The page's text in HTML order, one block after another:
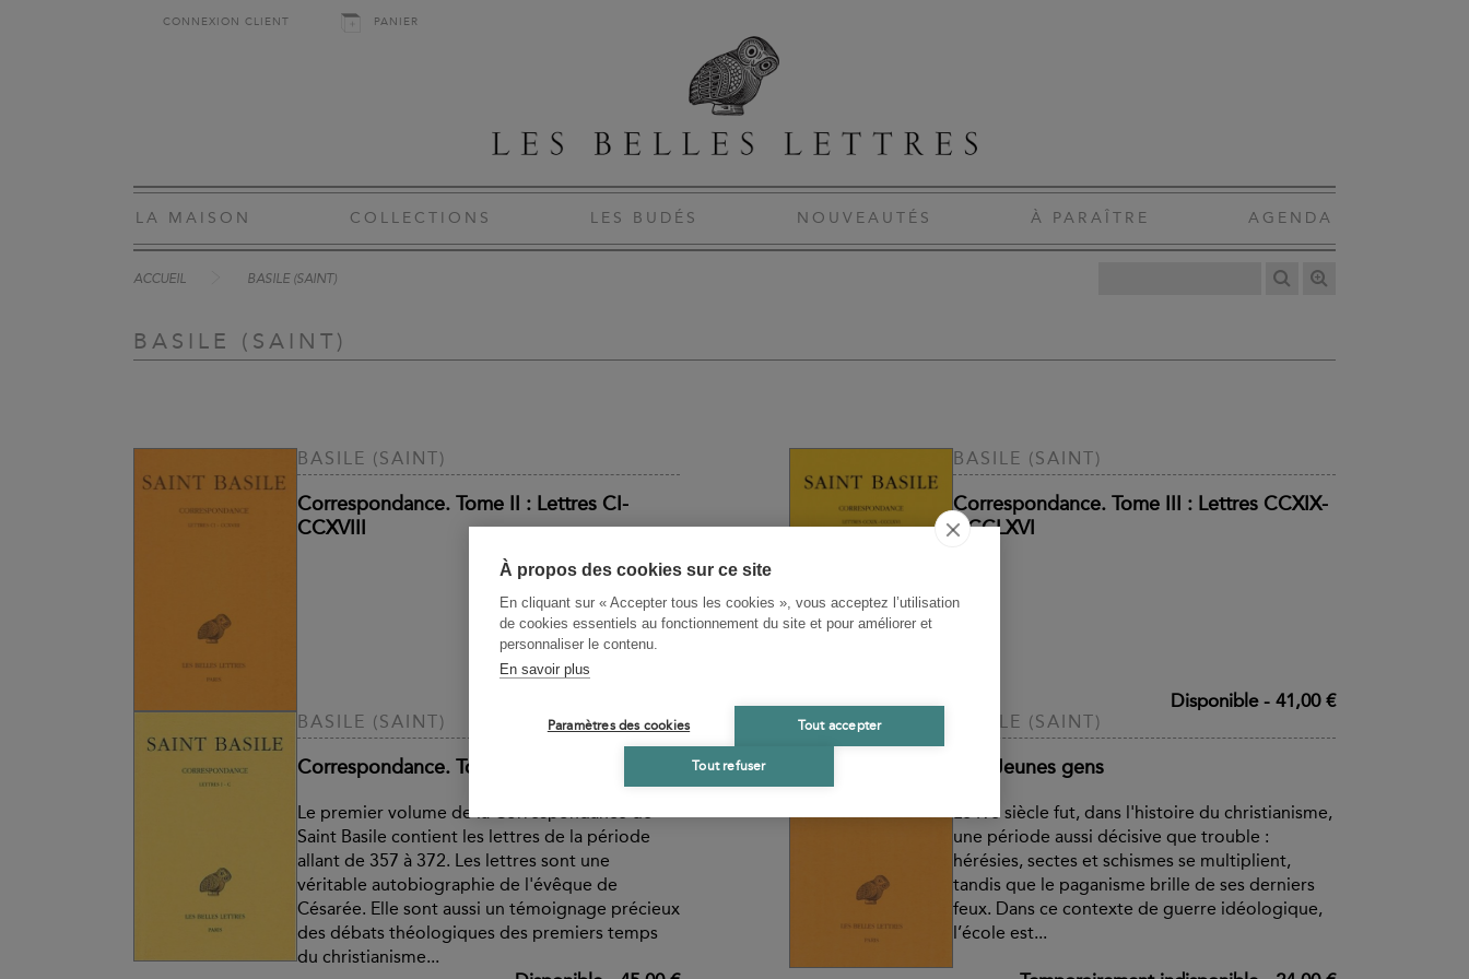
À propos des cookies sur ce site
En cliquant sur « Accepter tous les cookies », vous acceptez l’utilisation
de cookies essentiels au fonctionnement du site et pour améliorer et
personnaliser le contenu.
En savoir plus
Paramètres des cookies Tout accepter
Tout refuser
CONNEXION CLIENT PANIER
LA MAISON COLLECTIONS LES BUDÉS NOUVEAUTÉS À PARAÎTRE AGENDA
ACCUEIL BASILE (SAINT)
BASILE (SAINT)
BASILE (SAINT)
Correspondance. Tome II : Lettres CI-
CCXVIII
BASILE (SAINT)
Correspondance. Tome III : Lettres CCXIX-
CCCLXVI
Disponible- 41,00 €
BASILE (SAINT)
Correspondance. Tome I : Lettres I-C
Le premier volume de la Correspondance de
Saint Basile contient les lettres de la période
allant de 357 à 372. Les lettres sont une
véritable autobiographie de l'évêque de
Césarée. Elle sont aussi un témoignage précieux
des débats théologiques des premiers temps
du christianisme...
BASILE (SAINT)
Aux Jeunes gens
Le IVe siècle fut, dans l'histoire du christianisme,
une période aussi décisive que trouble :
hérésies, sectes et schismes se multiplient,
tandis que le paganisme brille de ses derniers
feux. Dans ce contexte de guerre idéologique,
l’école est...